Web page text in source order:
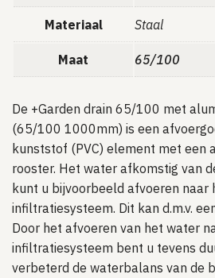
Materiaal Staal
Maat 65/100
De +Garden drain 65/100 met
(65/100 1000mm) is een
kunststof (PVC) element met een
rooster. Het water afkomstig van
kunt u bijvoorbeeld afvoeren naar
infiltratiesysteem. Dit kan d.m.v.
Door het afvoeren van het water
infiltratiesysteem bent u tevens
verbeterd de waterbalans van de